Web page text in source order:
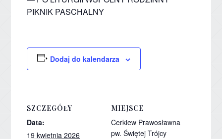
PIKNIK PASCHALNY
Dodaj do kalendarza
SZCZEGÓŁY
Data:
19 kwietnia 2026
MIEJSCE
Cerkiew Prawosławna
pw. Świętej Trójcy